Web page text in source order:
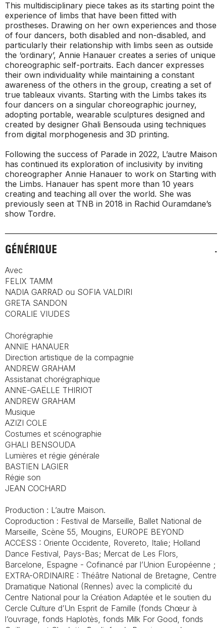
This multidisciplinary piece takes as its starting point the
experience of limbs that have been fitted with
prostheses. Drawing on her own experiences and those
of four dancers, both disabled and non-disabled, and
particularly their relationship with limbs seen as outside
the ‘ordinary’, Annie Hanauer creates a series of unique
choreographic self-portraits. Each dancer expresses
their own individuality while maintaining a constant
awareness of the others in the group, creating a set of
true tableaux vivants. Starting with the Limbs takes its
four dancers on a singular choreographic journey,
adopting portable, wearable sculptures designed and
created by designer Ghali Bensouda using techniques
from digital morphogenesis and 3D printing.
Following the success of Parade in 2022, L’autre Maison
has continued its exploration of inclusivity by inviting
choreographer Annie Hanauer to work on Starting with
the Limbs. Hanauer has spent more than 10 years
creating and teaching all over the world. She was
previously seen at TNB in 2018 in Rachid Ouramdane’s
show Tordre.
GÉNÉRIQUE
Avec
FELIX TAMM
NADIA GARRAD ou SOFIA VALDIRI
GRETA SANDON
CORALIE VIUDES
Chorégraphie
ANNIE HANAUER
Direction artistique de la compagnie
ANDREW GRAHAM
Assistanat chorégraphique
ANNE-GAËLLE THIRIOT
ANDREW GRAHAM
Musique
AZIZI COLE
Costumes et scénographie
GHALI BENSOUDA
Lumières et régie générale
BASTIEN LAGIER
Régie son
JEAN COCHARD
Production : L’autre Maison.
Coproduction : Festival de Marseille, Ballet National de
Marseille, Scène 55, Mougins, EUROPE BEYOND
ACCESS : Oriente Occidente, Rovereto, Italie; Holland
Dance Festival, Pays-Bas; Mercat de Les Flors,
Barcelone, Espagne - Cofinancé par l’Union Européenne ;
EXTRA-ORDINAIRE : Théâtre National de Bretagne, Centre
Dramatique National (Rennes) avec la complicité du
Centre National pour la Création Adaptée et le soutien du
Cercle Culture d’Un Esprit de Famille (fonds Chœur à
l’ouvrage, fonds Haplotès, fonds Milk For Good, fonds